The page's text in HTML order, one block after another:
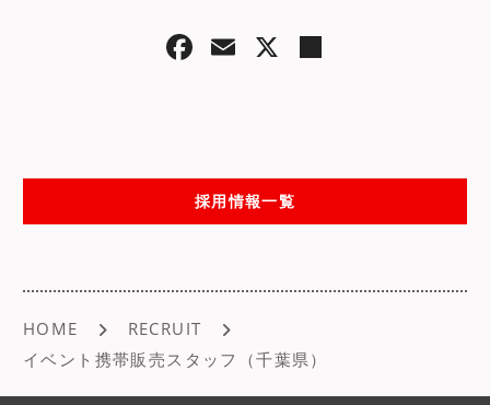
F
b
o
k
E X
採用情報一覧
HOME
RECRUIT
イベント携帯販売スタッフ（千葉県）